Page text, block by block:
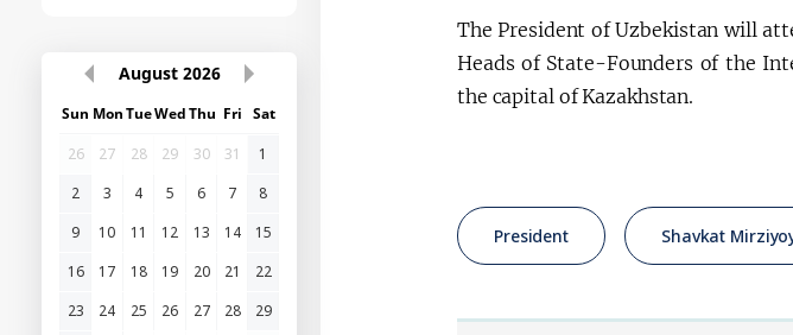
August 2026
Sun MonTueWedThu Fri Sat
26
27 28 29 30 31
1
2
3 4 5 6 7
8
9
10 11 12 13 14
15
16
17 18 19 20 21
22
23
24 25 26 27 28
29
The President of Uzbekistan will
Heads of State-Founders of the
the capital of Kazakhstan.
President Shavkat